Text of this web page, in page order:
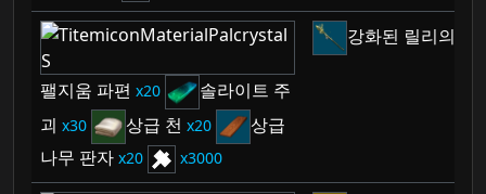
팰지움 파편 20
솔라이트 주
괴
30 상급 천 20
상급
나무 판자 20 3000
강화된 릴리의 창